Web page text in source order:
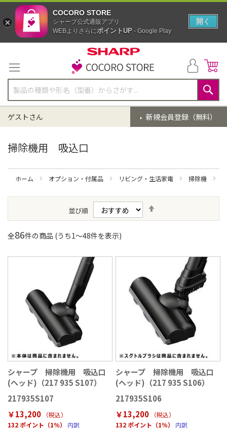
テ
ン
ツ
に
ス
キ
ッ
検
索
新規会員登録（無料）
ゲストさん
掃除機用 吸込口
ホーム オプション・付属品 リビング・生活家電 掃除機
並び順
全86件の商品 (うち1〜48件を表示)
シャープ 掃除機用 吸込口
(ヘッド)（217 935 S107）
217935S107
￥13,200
（税込）
132 ポイント（1％）
内訳
シャープ 掃除機用 吸込口
(ヘッド)（217 935 S106）
217935S106
￥13,200
（税込）
132 ポイント（1％）
内訳
COCORO STORE
シャープ公式通販アプリ
WEBよりさらにポイントUP- Google Play
開く